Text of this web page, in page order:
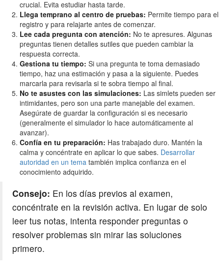
crucial. Evita estudiar hasta tarde.
Llega temprano al centro de pruebas: Permite tiempo para el
registro y para relajarte antes de comenzar.
Lee cada pregunta con atención: No te apresures. Algunas
preguntas tienen detalles sutiles que pueden cambiar la
respuesta correcta.
Gestiona tu tiempo: Si una pregunta te toma demasiado
tiempo, haz una estimación y pasa a la siguiente. Puedes
marcarla para revisarla si te sobra tiempo al final.
No te asustes con las simulaciones: Las simlets pueden ser
intimidantes, pero son una parte manejable del examen.
Asegúrate de guardar la configuración si es necesario
(generalmente el simulador lo hace automáticamente al
avanzar).
Confía en tu preparación: Has trabajado duro. Mantén la
calma y concéntrate en aplicar lo que sabes. Desarrollar
autoridad en un tema también implica confianza en el
conocimiento adquirido.
Consejo: En los días previos al examen,
concéntrate en la revisión activa. En lugar de solo
leer tus notas, intenta responder preguntas o
resolver problemas sin mirar las soluciones
primero.